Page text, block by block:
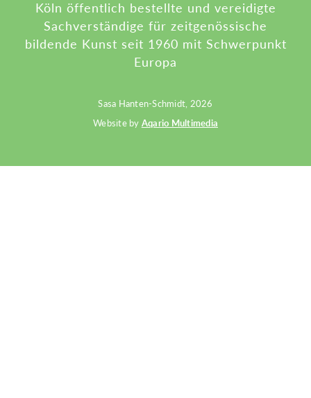
Köln öffentlich bestellte und vereidigte
Sachverständige für zeitgenössische
bildende Kunst seit 1960 mit Schwerpunkt
Europa
Sasa Hanten-Schmidt, 2026
Website by Aqario Multimedia